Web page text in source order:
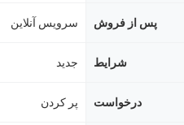
پس از فروش سرویس آنلاین
شرایط جدید
درخواست پر كردن